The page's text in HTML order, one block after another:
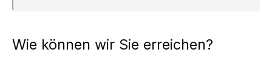
Wie können wir Sie erreichen?